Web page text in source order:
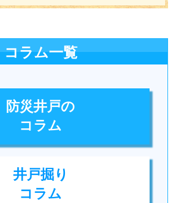
コラム一覧
防災井戸の
コラム
井戸掘り
コラム